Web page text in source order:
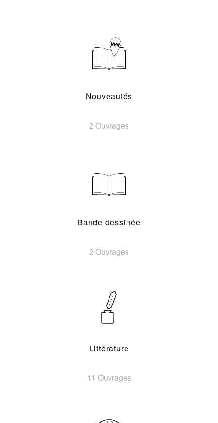
Nouveautés
2 Ouvrages
Bande dessinée
2 Ouvrages
Littérature
11 Ouvrages